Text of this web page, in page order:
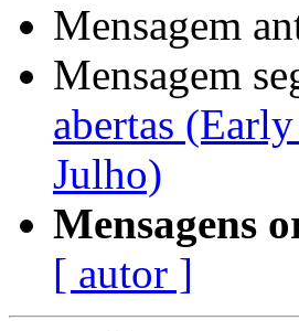
Mensagem
Mensagem
abertas
Julho)
Mensagens
[ autor ]